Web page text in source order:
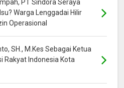
PT Sindora Seraya
Warga Lenggadai Hilir
Operasional
SH., M.Kes Sebagai Ketua
Rakyat Indonesia Kota